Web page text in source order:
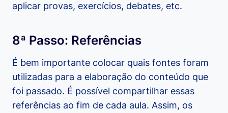
aplicar provas, exercícios, debates, etc.
8ª Passo: Referências
É bem importante colocar quais fontes foram
utilizadas para a elaboração do conteúdo que
foi passado. É possível compartilhar essas
referências ao fim de cada aula. Assim, os